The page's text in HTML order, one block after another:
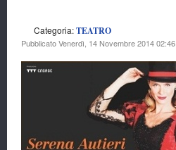
Categoria:TEATRO
Pubblicato Venerdì, 14 Novembre 2014 02:46